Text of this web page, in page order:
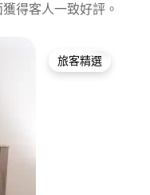
得客人一致好評。
旅客精選
旅客精選